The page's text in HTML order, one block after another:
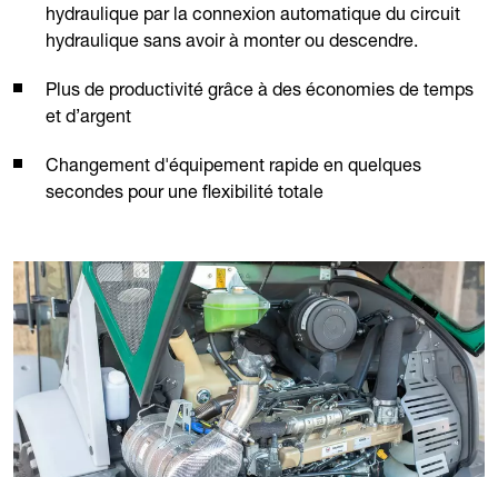
hydraulique par la connexion automatique du circuit
hydraulique sans avoir à monter ou descendre.
Plus de productivité grâce à des économies de temps
et d’argent
Changement d'équipement rapide en quelques
secondes pour une flexibilité totale